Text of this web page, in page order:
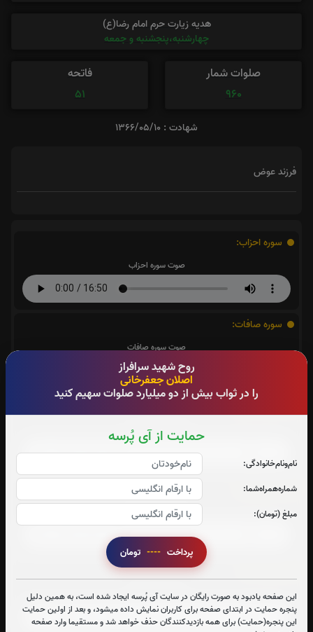
روح شهید سرافراز
اصلان جعفرخانی
را در ثواب بیش از دو میلیارد صلوات سهیم کنید
حمایت از آی پُرسه
نام‌و‌نام‌خانوادگی:
شماره‌همراه‌شما:
مبلغ (تومان):
پرداخت ----
این صفحه یادبود به صورت رایگان در سایت آی پُرسه ایجاد شده است، به همین دلیل
پنجره حمایت در ابتدای صفحه برای کاربران نمایش داده میشود، و بعد از اولین حمایت
این پنجره(حمایت) برای همه بازدیدکنندگان حذف خواهد شد و مستقیما وارد صفحه
هدیه زیارت حرم امام رضا(ع)
چهارشنبه،پنجشنبه و جمعه
صلوات شمار
960
فاتحه
51
شهادت : 1366/05/10
فرزند عوض
سوره احزاب:
صوت سوره احزاب
سوره صافات:
صوت سوره صافات
صوت سوره یاسین
سوره واقعه:
صوت سوره واقعه
صوت سوره ملک